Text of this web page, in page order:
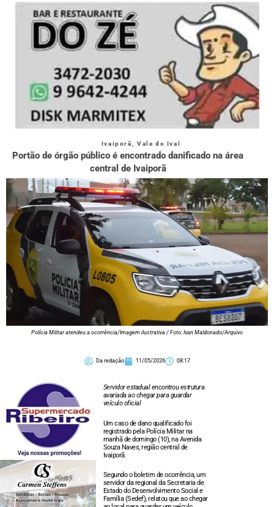
Ivaiporã Vale do Ivaí
Portão de órgão público é encontrado danificado na área
central de Ivaiporã
Polícia Militar atendeu a ocorrência/Imagem ilustrativa / Foto: Ivan Maldonado/Arquivo
Da redação 11/05/2026 08:17
Servidor estadual encontrou estrutura
avariada ao chegar para guardar
veículo oficial
Um caso de dano qualificado foi
registrado pela Polícia Militar na
manhã de domingo (10), na Avenida
Souza Naves, região central de
Ivaiporã.
Segundo o boletim de ocorrência, um
servidor da regional da Secretaria de
Estado do Desenvolvimento Social e
Família (Sedef), relatou que ao chegar